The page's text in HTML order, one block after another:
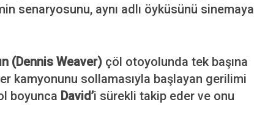
senaryosunu, aynı adlı öyküsünü sinemaya
(Dennis Weaver) çöl otoyolunda tek başına
kamyonunu sollamasıyla başlayan gerilimi
boyunca David’i sürekli takip eder ve onu